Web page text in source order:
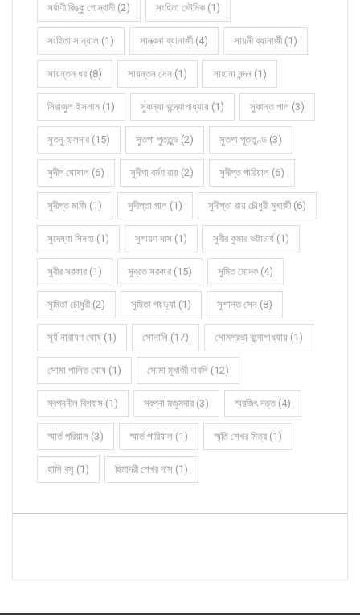
সর্বাণী রিঙ্কু গোস্বামী (2) সংহিতা ভৌমিক (1)
সংহিতা সান্যাল (1) সান্ত্বনা ব্যানার্জী (4) সায়নী ব্যানার্জী (1)
সায়ন্তন ধর (8) সায়ন্তন সেন (1) সাহানা নন্দন (1)
সিরাজুল ইসলাম (1) সুকন্যা বন্দ্যোপাধ্যায় (1) সুকান্ত পাল (3)
সুতনু হালদার (15) সুতপা পুততুন্ড (2) সুতপা পূততুণ্ড (3)
সুদীপ ঘোষাল (6) সুদীপা বর্মণ রায় (2) সুদীপ্ত পারিয়াল (6)
সুদীপ্ত মাজি (1) সুদীপ্তা পাল (1) সুদীপ্তা রায় চৌধুরী মুখার্জী (6)
সুদেষ্ণা সিনহা (1) সুপায়ণ দাস (1) সুবীর কুমার ভট্টাচার্য (1)
সুবীর সরকার (1) সুব্রত সরকার (15) সুমিত মোদক (4)
সুমিতা চৌধুরী (2) সুমিতা পয়ড়্যা (1) সুশান্ত সেন (8)
সূর্য নারায়ণ ঘোষ (1) সোনালি (17) সোমপ্রভা বন্দোপাধ্যায় (1)
সোমা পালিত ঘোষ (1) সোমা মুখার্জী বাবলি (12)
স্বপ্ননীল বিশ্বাস (1) স্বপ্না মজুমদার (3) স্মরজিৎ দত্ত (4)
স্মার্ত পরিয়াল (3) স্মার্ত পারিয়াল (1) স্মৃতি শেখর মিত্র (1)
হাসি বসু (1) হিমাদ্রী শেখর দাস (1)